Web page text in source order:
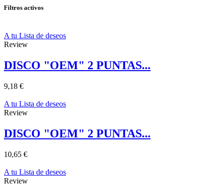
Filtros activos
A tu Lista de deseos
Review
DISCO "OEM" 2 PUNTAS...
9,18 €
A tu Lista de deseos
Review
DISCO "OEM" 2 PUNTAS...
10,65 €
A tu Lista de deseos
Review